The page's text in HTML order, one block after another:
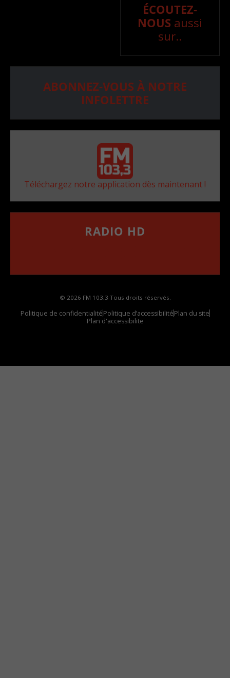
ÉCOUTEZ-
NOUS aussi
sur..
ABONNEZ-VOUS À NOTRE
INFOLETTRE
Téléchargez notre application dès maintenant !
RADIO HD
© 2026 FM 103,3 Tous droits réservés.
Politique de confidentialitéPolitique d’accessibilitéPlan du site
Plan d'accessibilite